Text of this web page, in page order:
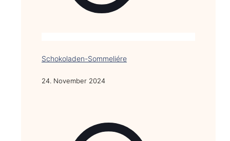
Schokoladen-Sommeliére
24. November 2024